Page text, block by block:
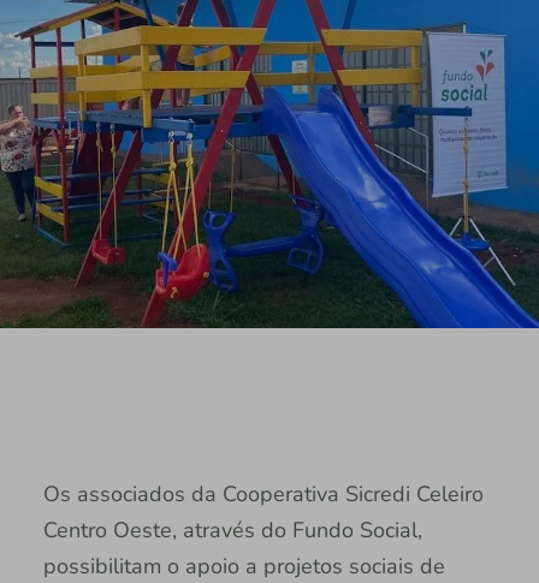
Os associados da Cooperativa Sicredi Celeiro
Centro Oeste, através do Fundo Social,
possibilitam o apoio a projetos sociais de